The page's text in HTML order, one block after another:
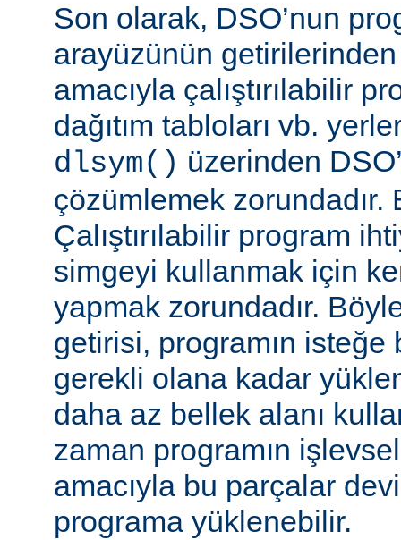
Son olarak, DSO’nun
arayüzünün
amacıyla çalıştırılabilir
dağıtım tabloları vb.
dlsym() üzerinden
çözümlemek
Çalıştırılabilir program
simgeyi kullanmak için
yapmak zorundadır.
getirisi, programın isteğe
gerekli olana kadar
daha az bellek alanı
zaman programın
amacıyla bu parçalar
programa yüklenebilir.